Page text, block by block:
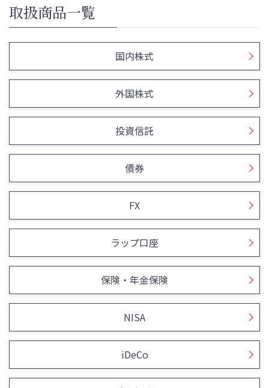
取扱商品一覧
国内株式
外国株式
投資信託
債券
FX
ラップ口座
保険・年金保険
NISA
iDeCo